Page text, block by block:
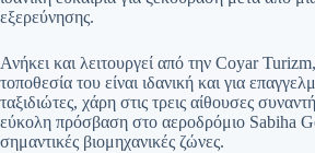
εξερεύνησης.
Ανήκει και λειτουργεί από την Coyar
τοποθεσία του είναι ιδανική και για
ταξιδιώτες, χάρη στις τρεις αίθουσες
εύκολη πρόσβαση στο αεροδρόμιο Sabiha
σημαντικές βιομηχανικές ζώνες.